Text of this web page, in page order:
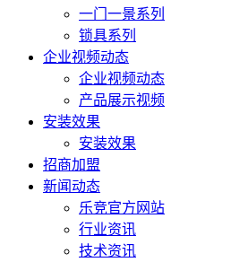
一门一景系列
锁具系列
企业视频动态
企业视频动态
产品展示视频
安装效果
安装效果
招商加盟
新闻动态
乐竞官方网站
行业资讯
技术资讯